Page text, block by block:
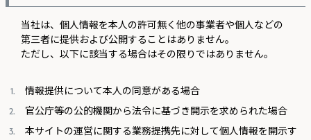
当社は、個人情報を本人の許可無く他の事業者や個人などの
第三者に提供および公開することはありません。
ただし、以下に該当する場合はその限りではありません。
情報提供について本人の同意がある場合
官公庁等の公的機関から法令に基づき開示を求められた場合
本サイトの運営に関する業務提携先に対して個人情報を開示す